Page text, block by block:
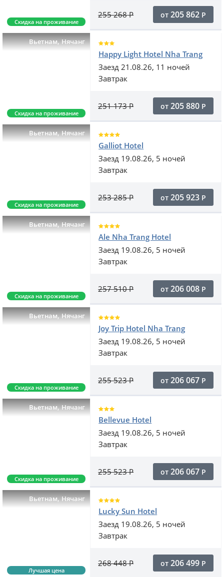
Скидка на проживание
255 268Р от 205 862 Р
Вьетнам,Нячанг
Скидка на проживание
Happy Light Hotel Nha Trang
Заезд 21.08.26, 11 ночей
Завтрак
251 173Р от 205 880 Р
Вьетнам,Нячанг
Скидка на проживание
Galliot Hotel
Заезд 19.08.26, 5 ночей
Завтрак
253 285Р от 205 923 Р
Вьетнам,Нячанг
Скидка на проживание
Ale Nha Trang Hotel
Заезд 19.08.26, 5 ночей
Завтрак
257 510Р от 206 008 Р
Вьетнам,Нячанг
Скидка на проживание
Joy Trip Hotel Nha Trang
Заезд 19.08.26, 5 ночей
Завтрак
255 523Р от 206 067 Р
Вьетнам,Нячанг
Скидка на проживание
Bellevue Hotel
Заезд 19.08.26, 5 ночей
Завтрак
255 523Р от 206 067 Р
Вьетнам,Нячанг
Лучшая цена
Lucky Sun Hotel
Заезд 19.08.26, 5 ночей
Завтрак
268 448Р от 206 499 Р